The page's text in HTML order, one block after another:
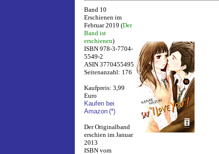
Band 10
Erschienen im
Februar 2019 (Der
Band ist
erschienen)
ISBN 978-3-7704-
5549-2
ASIN 3770455495
Seitenanzahl: 176
Kaufpreis: 3,99
Euro
Kaufen bei
Amazon (*)
Der Originalband
erschien im Januar
2013
ISBN vom